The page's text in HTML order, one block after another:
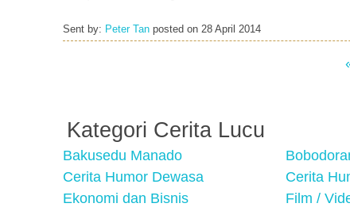
Sent by: Peter Tan posted on 28 April 2014
Kategori Cerita Lucu
Bakusedu Manado
Cerita Humor Dewasa
Cerita
Ekonomi dan Bisnis
Film /